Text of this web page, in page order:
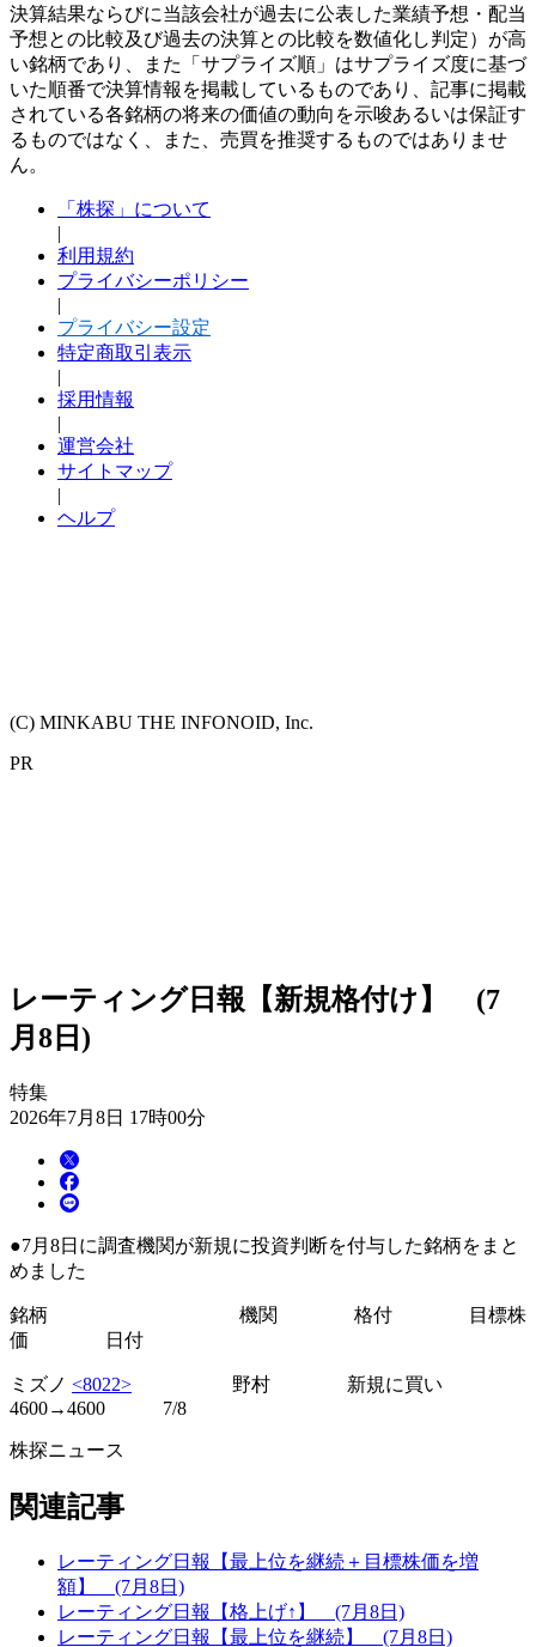
決算結果ならびに当該会社が過去に公表した業績予想・配当
予想との比較及び過去の決算との比較を数値化し判定）が高
い銘柄であり、また「サプライズ順」はサプライズ度に基づ
いた順番で決算情報を掲載しているものであり、記事に掲載
されている各銘柄の将来の価値の動向を示唆あるいは保証す
るものではなく、また、売買を推奨するものではありませ
ん。
「株探」について
|
利用規約
プライバシーポリシー
|
プライバシー設定
特定商取引表示
|
採用情報
|
運営会社
サイトマップ
|
ヘルプ
(C) MINKABU THE INFONOID, Inc.
PR
レーティング日報【新規格付け】 (7
月8日)
特集
2026年7月8日 17時00分
●7月8日に調査機関が新規に投資判断を付与した銘柄をまと
めました
銘柄 機関 格付 目標株
価 日付
ミズノ <8022> 野村 新規に買い
4600→4600 7/8
株探ニュース
関連記事
レーティング日報【最上位を継続＋目標株価を増
額】 (7月8日)
レーティング日報【格上げ↑】 (7月8日)
レーティング日報【最上位を継続】 (7月8日)